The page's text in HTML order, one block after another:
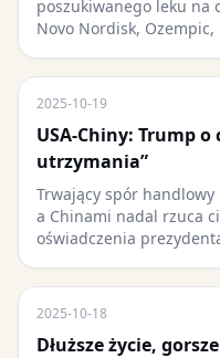
poszukiwanego leku na
Novo Nordisk,
2025-10-19
USA-Chiny: Trump
utrzymania”
Trwający spór
a Chinami nadal rzuca
oświadczenia
2025-10-18
Dłuższe życie,